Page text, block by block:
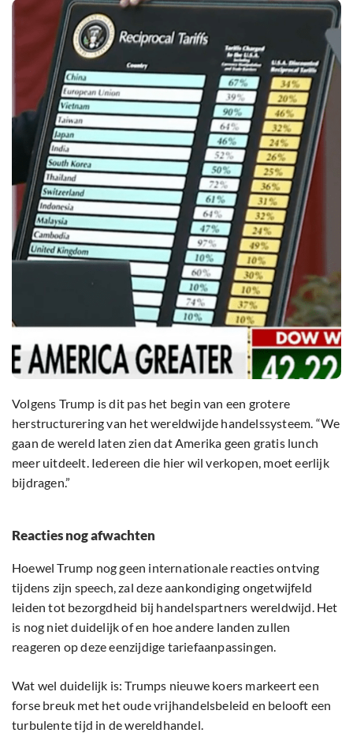
Volgens Trump is dit pas het begin van een grotere
herstructurering van het wereldwijde handelssysteem. “We
gaan de wereld laten zien dat Amerika geen gratis lunch
meer uitdeelt. Iedereen die hier wil verkopen, moet eerlijk
bijdragen.”
Reacties nog afwachten
Hoewel Trump nog geen internationale reacties ontving
tijdens zijn speech, zal deze aankondiging ongetwijfeld
leiden tot bezorgdheid bij handelspartners wereldwijd. Het
is nog niet duidelijk of en hoe andere landen zullen
reageren op deze eenzijdige tariefaanpassingen.
Wat wel duidelijk is: Trumps nieuwe koers markeert een
forse breuk met het oude vrijhandelsbeleid en belooft een
turbulente tijd in de wereldhandel.